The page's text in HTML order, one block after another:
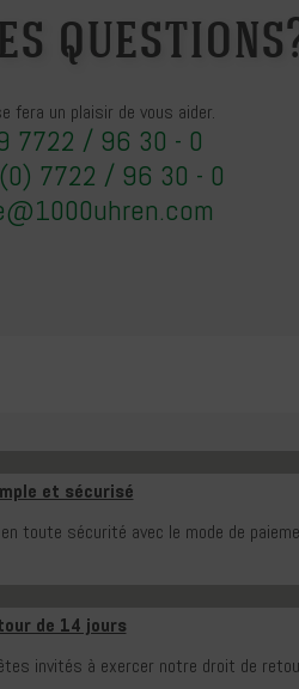
fera un plaisir de vous aider.
7722 / 96 30 - 0
7722 / 96 30 - 0
et sécurisé
toute sécurité avec le mode de
de 14 jours
invités à exercer notre droit de